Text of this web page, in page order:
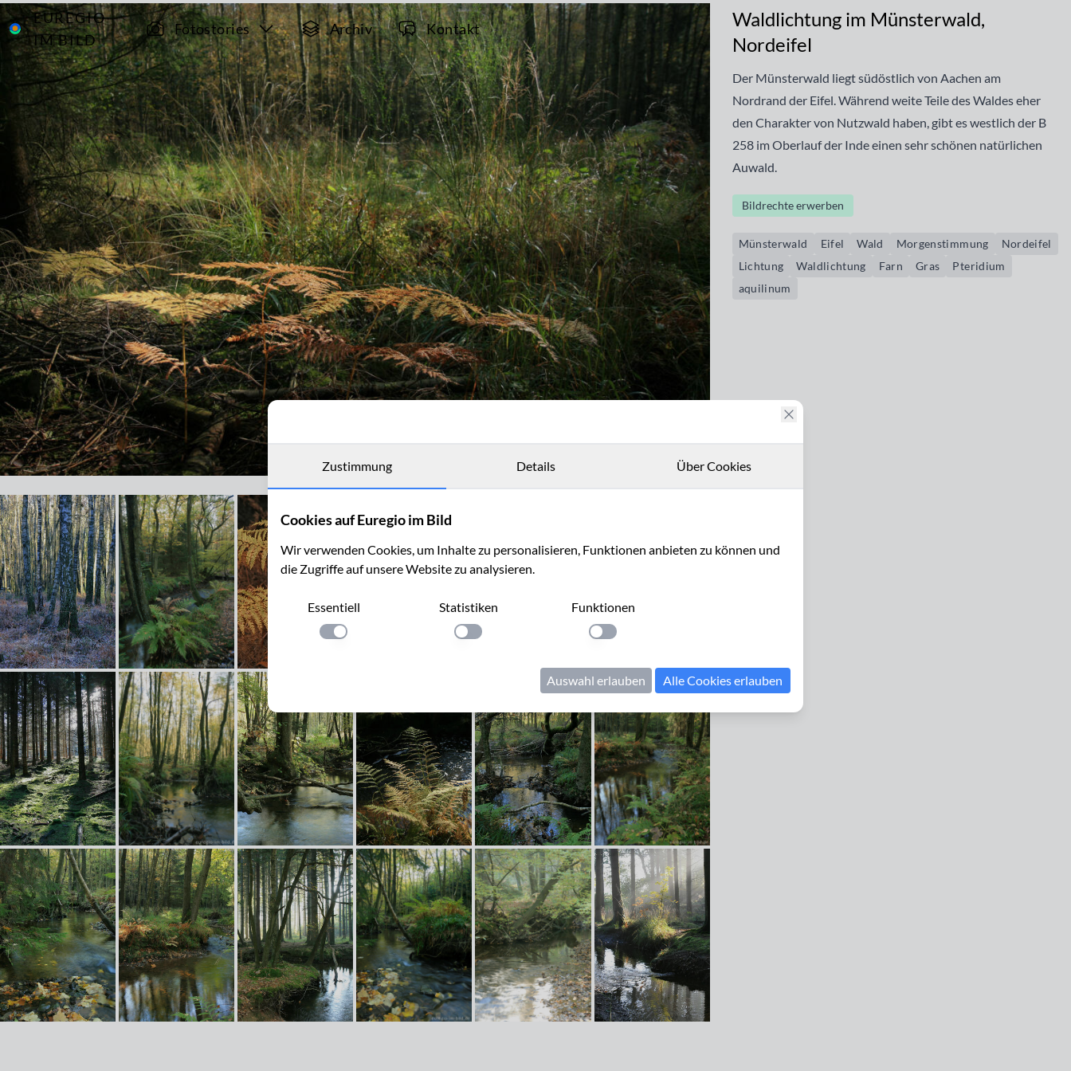
EUREGIO
IM BILD
Fotostories Archiv Kontakt
Archiv 1268
Waldlichtung im Münsterwald,
Nordeifel
Der Münsterwald liegt südöstlich von Aachen am
Nordrand der Eifel. Während weite Teile des Waldes eher
den Charakter von Nutzwald haben, gibt es westlich der B
258 im Oberlauf der Inde einen sehr schönen natürlichen
Auwald.
Bildrechte erwerben
Münsterwald Eifel Wald Morgenstimmung
Nordeifel
Lichtung
Waldlichtung Farn Gras
Pteridium
aquilinum
Zustimmung Details Über Cookies
Cookies auf Euregio im Bild
Wir verwenden Cookies, um Inhalte zu personalisieren, Funktionen anbieten zu können und
die Zugriffe auf unsere Website zu analysieren.
Essentiell
Einstellung anwenden
Statistiken
Einstellung anwenden
Funktionen
Einstellung anwenden
Auswahl erlauben Alle Cookies erlauben